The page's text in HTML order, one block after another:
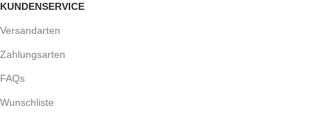
KUNDENSERVICE
Versandarten
Zahlungsarten
FAQs
Wunschliste